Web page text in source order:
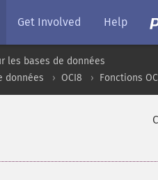
Get Involved Help
les bases de données
données
OCI8 Fonctions